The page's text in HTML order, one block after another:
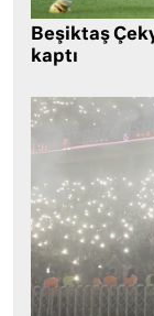
Beşiktaş
kaptı